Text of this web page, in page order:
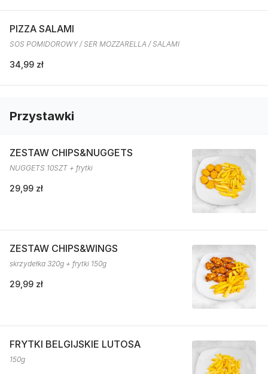
PIZZA SALAMI
SOS POMIDOROWY / SER MOZZARELLA / SALAMI
34,99 zł
Przystawki
ZESTAW CHIPS&NUGGETS
NUGGETS 10SZT + frytki
29,99 zł
ZESTAW CHIPS&WINGS
skrzydełka 320g + frytki 150g
29,99 zł
FRYTKI BELGIJSKIE LUTOSA
150g